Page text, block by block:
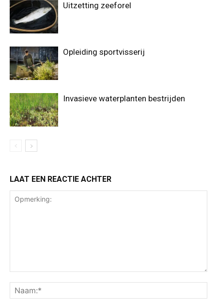
Uitzetting zeeforel
Opleiding sportvisserij
Invasieve waterplanten bestrijden
LAAT EEN REACTIE ACHTER